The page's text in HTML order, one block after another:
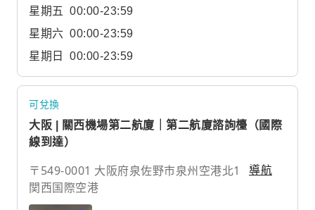
星期五
00:00-23:59
星期六 00:00-23:59
星期日
00:00-23:59
可兌換
大阪 | 關西機場第二航廈｜第二航廈諮詢檯（國際
線到達）
〒549-0001 大阪府泉佐野市泉州空港北1
関西国際空港
導航